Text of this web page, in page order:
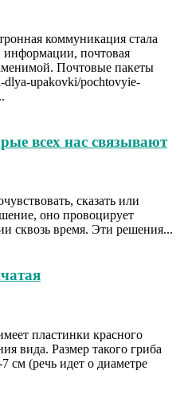
коммуникация стала
информации, почтовая
Почтовые пакеты
dlya-upakovki/pochtovyie-
всех нас связывают
сказать или
оно провоцирует
сквозь время. Эти решения...
пластинки красного
вида. Размер такого гриба
см (речь идет о диаметре